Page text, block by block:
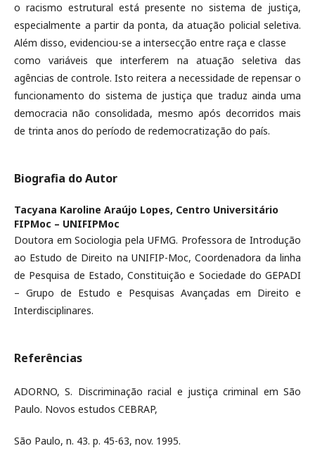
o racismo estrutural está presente no sistema de justiça,
especialmente a partir da ponta, da atuação policial seletiva.
Além disso, evidenciou-se a intersecção entre raça e classe
como variáveis que interferem na atuação seletiva das
agências de controle. Isto reitera a necessidade de repensar o
funcionamento do sistema de justiça que traduz ainda uma
democracia não consolidada, mesmo após decorridos mais
de trinta anos do período de redemocratização do país.
Biografia do Autor
Tacyana Karoline Araújo Lopes, Centro Universitário
FIPMoc – UNIFIPMoc
Doutora em Sociologia pela UFMG. Professora de Introdução
ao Estudo de Direito na UNIFIP-Moc, Coordenadora da linha
de Pesquisa de Estado, Constituição e Sociedade do GEPADI
– Grupo de Estudo e Pesquisas Avançadas em Direito e
Interdisciplinares.
Referências
ADORNO, S. Discriminação racial e justiça criminal em São
Paulo. Novos estudos CEBRAP,
São Paulo, n. 43. p. 45-63, nov. 1995.